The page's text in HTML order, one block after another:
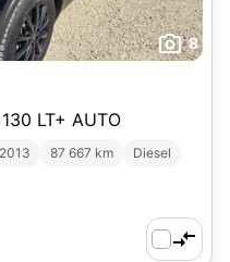
8
LT+ AUTO
87 667 km
Diesel